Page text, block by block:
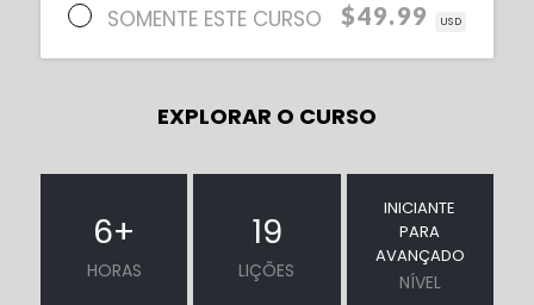
SOMENTE ESTE CURSO $49.99 USD
EXPLORAR O CURSO
6+
HORAS
19
LIÇÕES
INICIANTE
PARA
AVANÇADO
NÍVEL